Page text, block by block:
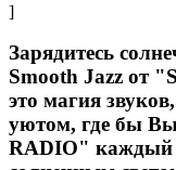
]
Зарядитесь
Smooth Jazz от
это магия
уютом, где бы
RADIO" каждый